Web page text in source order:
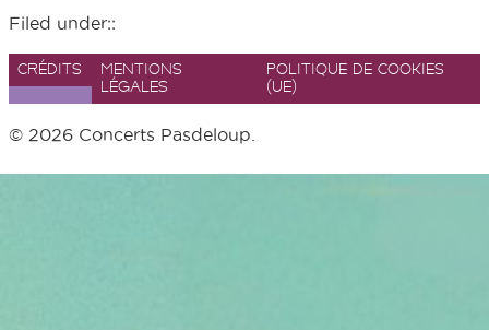
Filed under::
CRÉDITS
MENTIONS
LÉGALES
POLITIQUE DE COOKIES
(UE)
© 2026 Concerts Pasdeloup.